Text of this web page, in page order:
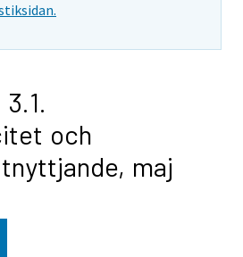
och
maj